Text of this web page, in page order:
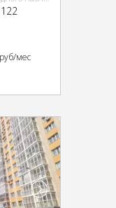
мес